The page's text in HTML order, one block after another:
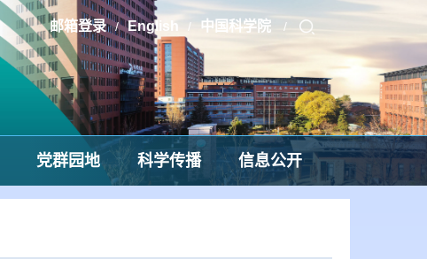
邮箱登录 / English / 中国科学院 /
党群园地 科学传播 信息公开